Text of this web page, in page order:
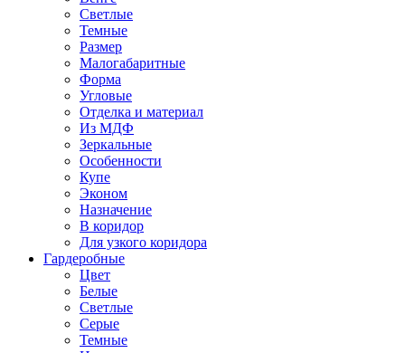
Светлые
Темные
Размер
Малогабаритные
Форма
Угловые
Отделка и материал
Из МДФ
Зеркальные
Особенности
Купе
Эконом
Назначение
В коридор
Для узкого коридора
Гардеробные
Цвет
Белые
Светлые
Серые
Темные